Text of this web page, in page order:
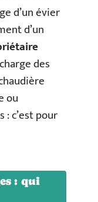
d’un évier
d’un
des
ou
: c’est pour
: qui